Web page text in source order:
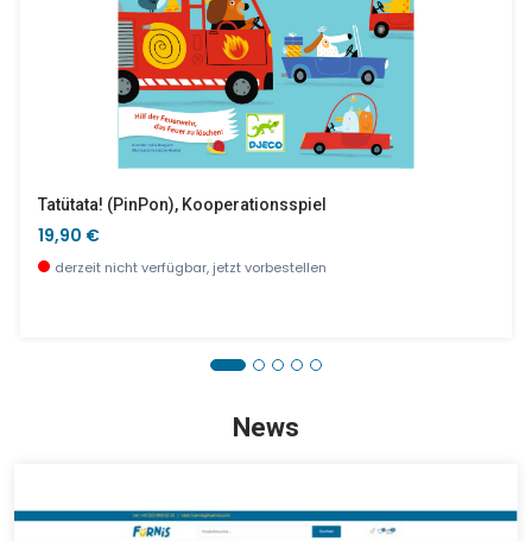
SvooRetro Tower Of Hanoi
6er-Set Minen Blau - Mittlere Spitze
Tatütata! (PinPon), Kooperationsspiel
19,90 €
derzeit nicht verfügbar, jetzt vorbestellen
News